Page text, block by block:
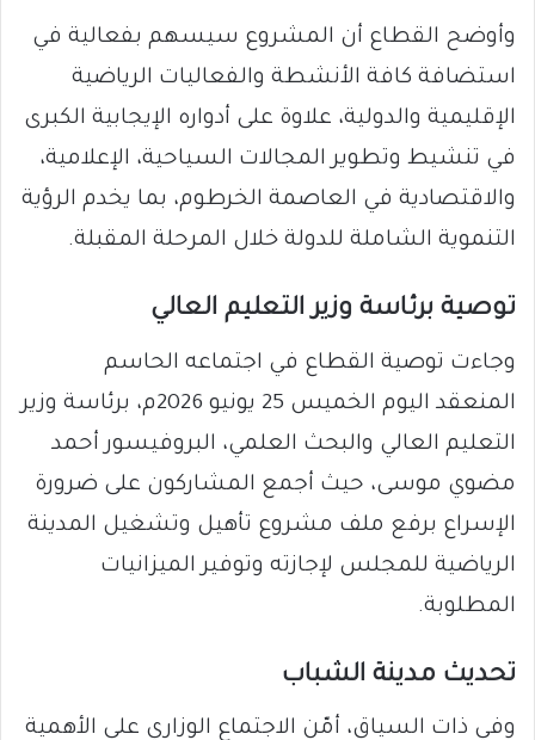
وأوضح القطاع أن المشروع سيسهم بفعالية في
استضافة كافة الأنشطة والفعاليات الرياضية
الإقليمية والدولية، علاوة على أدواره الإيجابية الكبرى
في تنشيط وتطوير المجالات السياحية، الإعلامية،
والاقتصادية في العاصمة الخرطوم، بما يخدم الرؤية
التنموية الشاملة للدولة خلال المرحلة المقبلة.
توصية برئاسة وزير التعليم العالي
وجاءت توصية القطاع في اجتماعه الحاسم
المنعقد اليوم الخميس 25 يونيو 2026م، برئاسة وزير
التعليم العالي والبحث العلمي، البروفيسور أحمد
مضوي موسى، حيث أجمع المشاركون على ضرورة
الإسراع برفع ملف مشروع تأهيل وتشغيل المدينة
الرياضية للمجلس لإجازته وتوفير الميزانيات
المطلوبة.
تحديث مدينة الشباب
وفي ذات السياق، أمّن الاجتماع الوزاري على الأهمية